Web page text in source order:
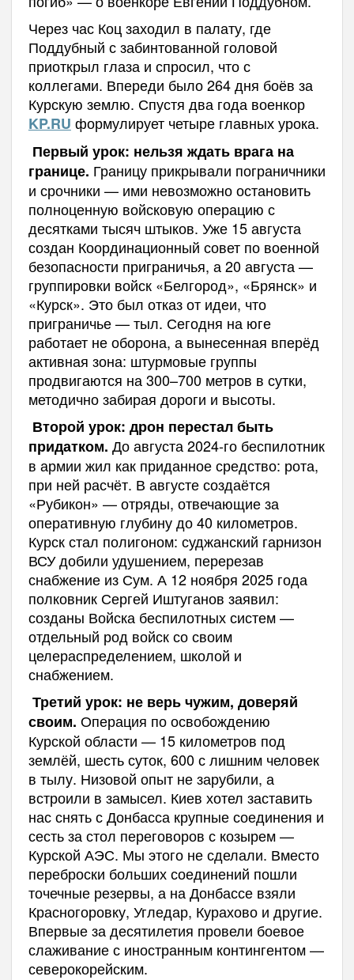
Через час Коц заходил в палату, где
Поддубный с забинтованной головой
приоткрыл глаза и спросил, что с
коллегами. Впереди было 264 дня боёв за
Курскую землю. Спустя два года военкор
KP.RU формулирует четыре главных урока.
Первый урок: нельзя ждать врага на
границе. Границу прикрывали пограничники
и срочники — ими невозможно остановить
полноценную войсковую операцию с
десятками тысяч штыков. Уже 15 августа
создан Координационный совет по военной
безопасности приграничья, а 20 августа —
группировки войск «Белгород», «Брянск» и
«Курск». Это был отказ от идеи, что
приграничье — тыл. Сегодня на юге
работает не оборона, а вынесенная вперёд
активная зона: штурмовые группы
продвигаются на 300–700 метров в сутки,
методично забирая дороги и высоты.
Второй урок: дрон перестал быть
придатком. До августа 2024-го беспилотник
в армии жил как приданное средство: рота,
при ней расчёт. В августе создаётся
«Рубикон» — отряды, отвечающие за
оперативную глубину до 40 километров.
Курск стал полигоном: суджанский гарнизон
ВСУ добили удушением, перерезав
снабжение из Сум. А 12 ноября 2025 года
полковник Сергей Иштуганов заявил:
созданы Войска беспилотных систем —
отдельный род войск со своим
целераспределением, школой и
снабжением.
Третий урок: не верь чужим, доверяй
своим. Операция по освобождению
Курской области — 15 километров под
землёй, шесть суток, 600 с лишним человек
в тылу. Низовой опыт не зарубили, а
встроили в замысел. Киев хотел заставить
нас снять с Донбасса крупные соединения и
сесть за стол переговоров с козырем —
Курской АЭС. Мы этого не сделали. Вместо
переброски больших соединений пошли
точечные резервы, а на Донбассе взяли
Красногоровку, Угледар, Курахово и другие.
Впервые за десятилетия провели боевое
слаживание с иностранным контингентом —
северокорейским.